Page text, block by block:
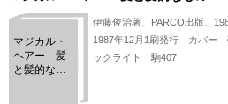
マジカル・
ヘアー 髪
と髪的なも
伊藤俊治著、PARCO出版、
1987年12月1刷発行 カバ
ックライト 駒407